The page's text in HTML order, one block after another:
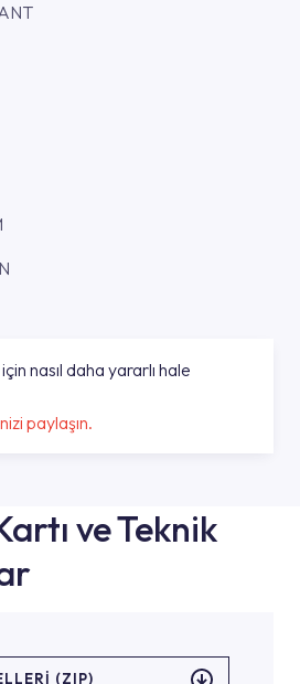
nasıl daha yararlı hale
paylaşın.
ve Teknik
(ZIP)